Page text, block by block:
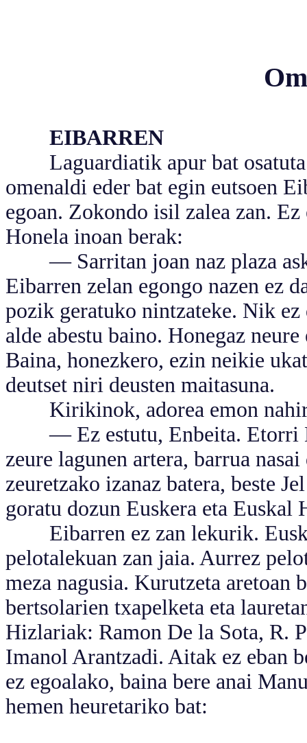
EIBARREN
Laguardiatik apur bat osatuta
omenaldi eder bat egin eutsoen
egoan. Zokondo isil zalea zan.
Honela inoan berak:
— Sarritan joan naz plaza
Eibarren zelan egongo nazen ez
pozik geratuko nintzateke. Nik
alde abestu baino. Honegaz
Baina, honezkero, ezin neikie
deutset niri deusten maitasuna.
Kirikinok, adorea emon
— Ez estutu, Enbeita. Etorri
zeure lagunen artera, barrua
zeuretzako izanaz batera, beste
goratu dozun Euskera eta Euskal
Eibarren ez zan lekurik.
pelotalekuan zan jaia. Aurrez
meza nagusia. Kurutzeta aretoan
bertsolarien txapelketa eta
Hizlariak: Ramon De la Sota, R.
Imanol Arantzadi. Aitak ez eban
ez egoalako, baina bere anai
hemen heuretariko bat: